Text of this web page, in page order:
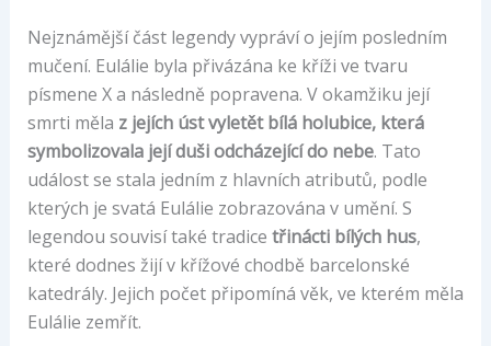
Nejznámější část legendy vypráví o jejím posledním
mučení. Eulálie byla přivázána ke kříži ve tvaru
písmene X a následně popravena. V okamžiku její
smrti měla z jejích úst vyletět bílá holubice, která
symbolizovala její duši odcházející do nebe. Tato
událost se stala jedním z hlavních atributů, podle
kterých je svatá Eulálie zobrazována v umění. S
legendou souvisí také tradice třinácti bílých hus,
které dodnes žijí v křížové chodbě barcelonské
katedrály. Jejich počet připomíná věk, ve kterém měla
Eulálie zemřít.